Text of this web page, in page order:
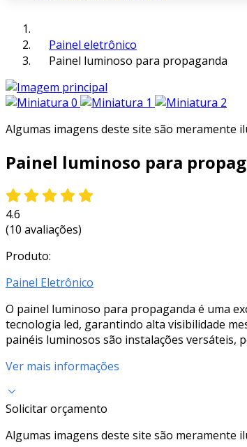
Painel eletrônico
Painel luminoso para propaganda
Algumas imagens deste site são meramente
Painel luminoso para
4.6
(10 avaliações)
Produto:
Painel Eletrônico
O painel luminoso para propaganda é uma
tecnologia led, garantindo alta visibilidade
painéis luminosos são instalações versáteis,
Ver mais informações
Solicitar orçamento
Algumas imagens deste site são meramente